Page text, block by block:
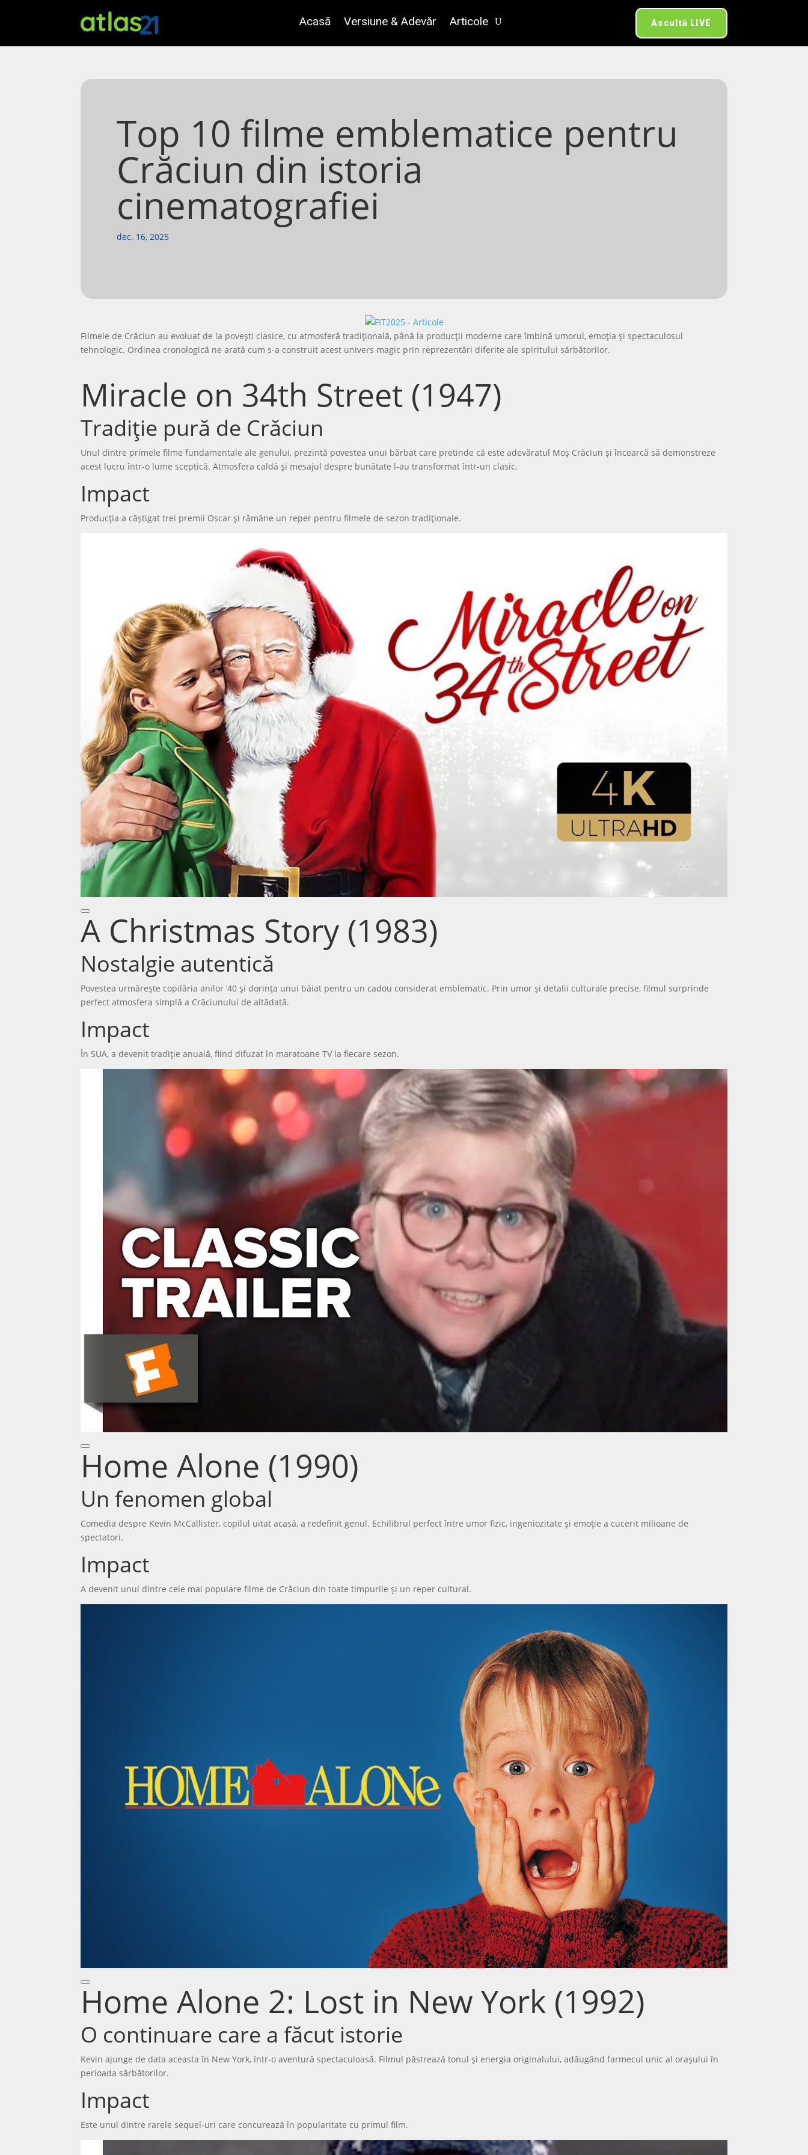
Acasă Versiune & Adevăr Articole Ascultă LIVE
Top 10 filme emblematice pentru
Crăciun din istoria
cinematografiei
dec. 16, 2025
Filmele de Crăciun au evoluat de la povești clasice, cu atmosferă tradițională, până la producții moderne care îmbină umorul, emoția și spectaculosul
tehnologic. Ordinea cronologică ne arată cum s-a construit acest univers magic prin reprezentări diferite ale spiritului sărbătorilor.
Miracle on 34th Street (1947)
Tradiție pură de Crăciun
Unul dintre primele filme fundamentale ale genului, prezintă povestea unui bărbat care pretinde că este adevăratul Moș Crăciun și încearcă să demonstreze
acest lucru într-o lume sceptică. Atmosfera caldă și mesajul despre bunătate l-au transformat într-un clasic.
Impact
Producția a câștigat trei premii Oscar și rămâne un reper pentru filmele de sezon tradiționale.
A Christmas Story (1983)
Nostalgie autentică
Povestea urmărește copilăria anilor ’40 și dorința unui băiat pentru un cadou considerat emblematic. Prin umor și detalii culturale precise, filmul surprinde
perfect atmosfera simplă a Crăciunului de altădată.
Impact
În SUA, a devenit tradiție anuală, fiind difuzat în maratoane TV la fiecare sezon.
Home Alone (1990)
Un fenomen global
Comedia despre Kevin McCallister, copilul uitat acasă, a redefinit genul. Echilibrul perfect între umor fizic, ingeniozitate și emoție a cucerit milioane de
spectatori.
Impact
A devenit unul dintre cele mai populare filme de Crăciun din toate timpurile și un reper cultural.
Home Alone 2: Lost in New York (1992)
O continuare care a făcut istorie
Kevin ajunge de data aceasta în New York, într-o aventură spectaculoasă. Filmul păstrează tonul și energia originalului, adăugând farmecul unic al orașului în
perioada sărbătorilor.
Impact
Este unul dintre rarele sequel-uri care concurează în popularitate cu primul film.